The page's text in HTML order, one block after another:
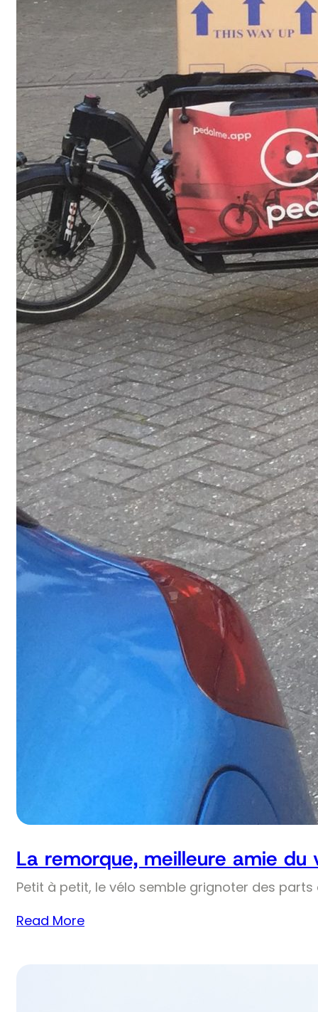
La remorque, meilleure amie du
Petit à petit, le vélo semble grignoter des
Read More